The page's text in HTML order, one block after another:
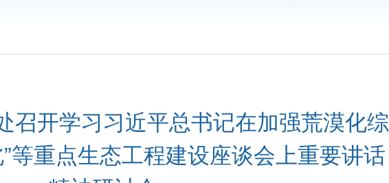
召开学习习近平总书记在加强荒漠化综
等重点生态工程建设座谈会上重要讲话